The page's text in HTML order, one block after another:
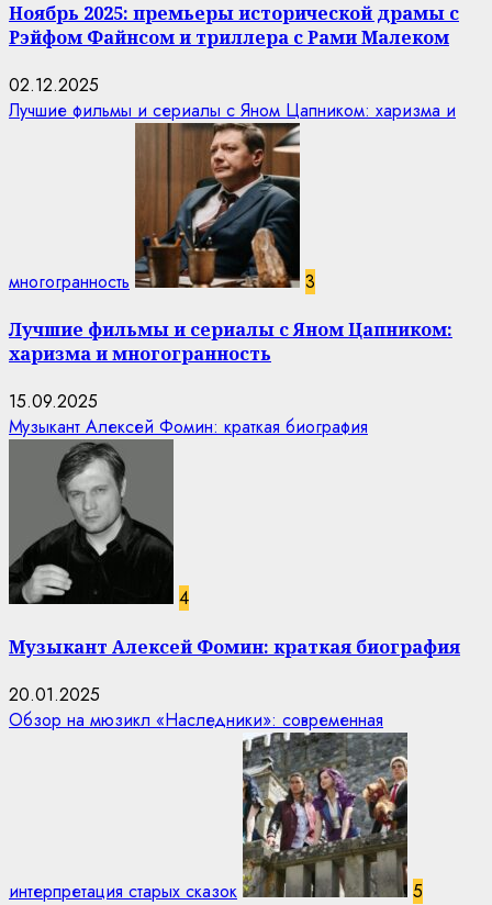
Ноябрь 2025: премьеры исторической драмы с
Рэйфом Файнсом и триллера с Рами Малеком
02.12.2025
Лучшие фильмы и сериалы с Яном Цапником: харизма и
многогранность 3
Лучшие фильмы и сериалы с Яном Цапником:
харизма и многогранность
15.09.2025
Музыкант Алексей Фомин: краткая биография
4
Музыкант Алексей Фомин: краткая биография
20.01.2025
Обзор на мюзикл «Наследники»: современная
интерпретация старых сказок 5